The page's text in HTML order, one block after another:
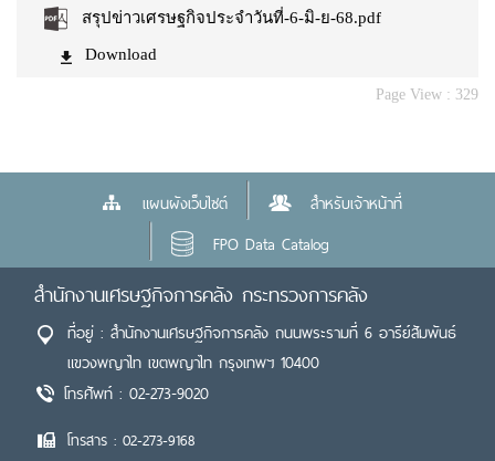
สรุปข่าวเศรษฐกิจประจำวันที่-6-มิ-ย-68.pdf
Download
Page View : 329
แผนผังเว็บไซต์
สำหรับเจ้าหน้าที่
FPO Data Catalog
สำนักงานเศรษฐกิจการคลัง กระทรวงการคลัง
ที่อยู่ : สำนักงานเศรษฐกิจการคลัง ถนนพระรามที่ 6 อารีย์สัมพันธ์
แขวงพญาไท เขตพญาไท กรุงเทพฯ 10400
โทรศัพท์ : 02-273-9020
โทรสาร : 02-273-9168